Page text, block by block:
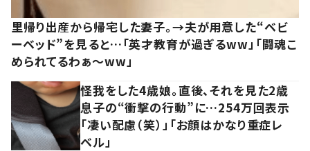
里帰り出産から帰宅した妻子。→夫が用意した“ベビ
ーベッド”を見ると…「英才教育が過ぎるww」「闘魂こ
められてるわぁ～ww」
怪我をした4歳娘。直後、それを見た2歳
息子の“衝撃の行動”に…254万回表示
「凄い配慮（笑）」「お顔はかなり重症レ
ベル」